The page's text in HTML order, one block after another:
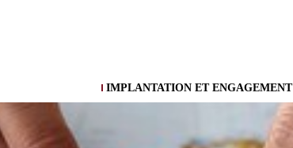
IMPLANTATION ET ENGAGEMENT